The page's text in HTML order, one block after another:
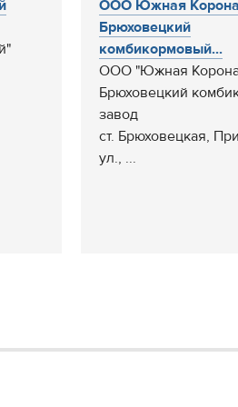
ООО Южная
Брюховецкий
комбикормовый...
ООО "Южная
Брюховецкий
завод
ст. Брюховецкая,
ул., ...